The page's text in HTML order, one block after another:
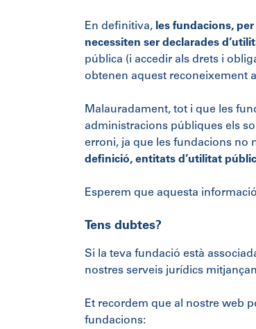
En definitiva, les fundacions,
necessiten ser declarades
pública (i accedir als drets i
obtenen aquest reconeixement
Malauradament, tot i que les
administracions públiques els
erroni, ja que les fundacions no
definició, entitats d’utilitat
Esperem que aquesta
Tens dubtes?
Si la teva fundació està
nostres serveis jurídics
Et recordem que al nostre web
fundacions: